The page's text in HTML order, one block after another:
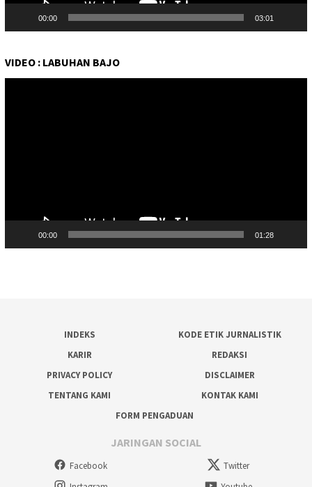
00:00 03:01
VIDEO : LABUHAN BAJO
00:00 01:28
INDEKS
KODE ETIK JURNALISTIK
KARIR
REDAKSI
PRIVACY POLICY
DISCLAIMER
TENTANG KAMI
KONTAK KAMI
FORM PENGADUAN
JARINGAN SOCIAL
Facebook
Twitter